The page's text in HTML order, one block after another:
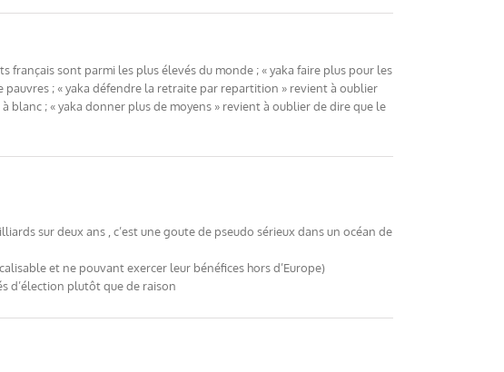
français sont parmi les plus élevés du monde ; « yaka faire plus pour les
pauvres ; « yaka défendre la retraite par repartition » revient à oublier
; « yaka donner plus de moyens » revient à oublier de dire que le
sur deux ans , c’est une goute de pseudo sérieux dans un océan de
et ne pouvant exercer leur bénéfices hors d’Europe)
d’élection plutôt que de raison